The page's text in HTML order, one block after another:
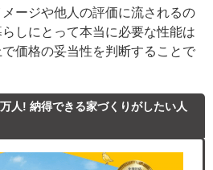
ージや他人の評価に流されるの
しにとって本当に必要な性能は
価格の妥当性を判断することで
人! 納得できる家づくりがしたい人